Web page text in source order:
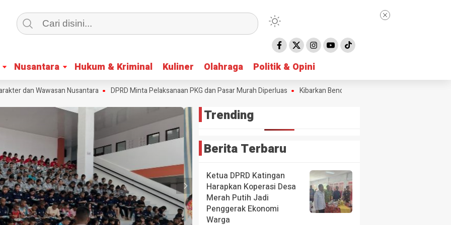
Nusantara Hukum & Kriminal Kuliner Olahraga Politik & Opini
Nusantara Hukum & Kriminal Kuliner Olahraga Politik & Opini
dan Wawasan Nusantara DPRD Minta Pelaksanaan PKG dan Pasar Murah Diperluas Kibarkan Bendera Merah Putih Selama Bulan
Trending
Berita Terbaru
Ketua DPRD Katingan
Harapkan Koperasi Desa
Merah Putih Jadi
Penggerak Ekonomi
Warga